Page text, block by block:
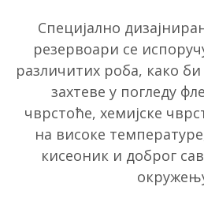
Специјално
резервоари се
различитих роба, како
захтеве у погледу
чврстоће, хемијске
на високе
кисеоник и доброг